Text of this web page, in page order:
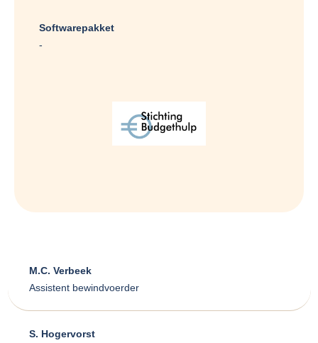
Softwarepakket
-
M.C. Verbeek
Assistent bewindvoerder
S. Hogervorst